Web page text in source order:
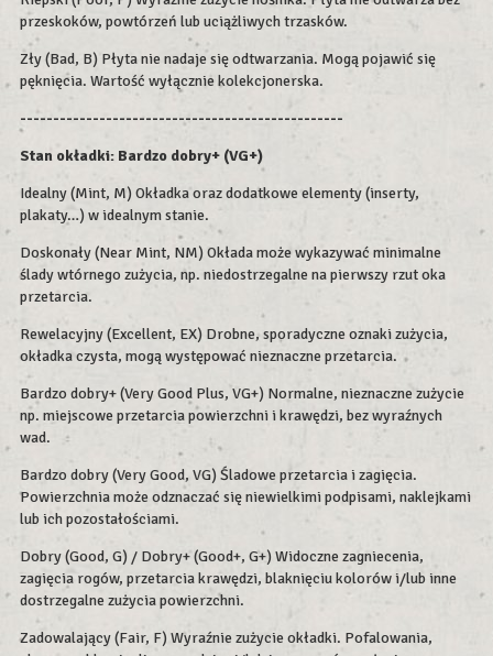
przeskoków, powtórzeń lub uciążliwych trzasków.
Zły (Bad, B) Płyta nie nadaje się odtwarzania. Mogą pojawić się
pęknięcia. Wartość wyłącznie kolekcjonerska.
-------------------------------------------------
Stan okładki: Bardzo dobry+ (VG+)
Idealny (Mint, M) Okładka oraz dodatkowe elementy (inserty,
plakaty…) w idealnym stanie.
Doskonały (Near Mint, NM) Okłada może wykazywać minimalne
ślady wtórnego zużycia, np. niedostrzegalne na pierwszy rzut oka
przetarcia.
Rewelacyjny (Excellent, EX) Drobne, sporadyczne oznaki zużycia,
okładka czysta, mogą występować nieznaczne przetarcia.
Bardzo dobry+ (Very Good Plus, VG+) Normalne, nieznaczne zużycie
np. miejscowe przetarcia powierzchni i krawędzi, bez wyraźnych
wad.
Bardzo dobry (Very Good, VG) Śladowe przetarcia i zagięcia.
Powierzchnia może odznaczać się niewielkimi podpisami, naklejkami
lub ich pozostałościami.
Dobry (Good, G) / Dobry+ (Good+, G+) Widoczne zagniecenia,
zagięcia rogów, przetarcia krawędzi, blaknięciu kolorów i/lub inne
dostrzegalne zużycia powierzchni.
Zadowalający (Fair, F) Wyraźnie zużycie okładki. Pofalowania,